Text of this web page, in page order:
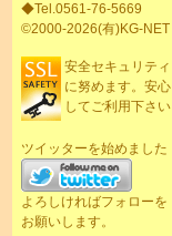
◆Tel.0561-76-5669
©2000-2026(有)KG-NET
安全セキュリティ
に努めます。安心
してご利用下さい
ツイッターを始めました
よろしければフォローを
お願いします。